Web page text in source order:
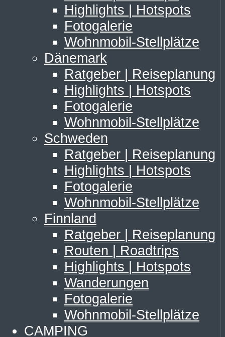
Highlights | Hotspots
Fotogalerie
Wohnmobil-Stellplätze
Dänemark
Ratgeber | Reiseplanung
Highlights | Hotspots
Fotogalerie
Wohnmobil-Stellplätze
Schweden
Ratgeber | Reiseplanung
Highlights | Hotspots
Fotogalerie
Wohnmobil-Stellplätze
Finnland
Ratgeber | Reiseplanung
Routen | Roadtrips
Highlights | Hotspots
Wanderungen
Fotogalerie
Wohnmobil-Stellplätze
CAMPING